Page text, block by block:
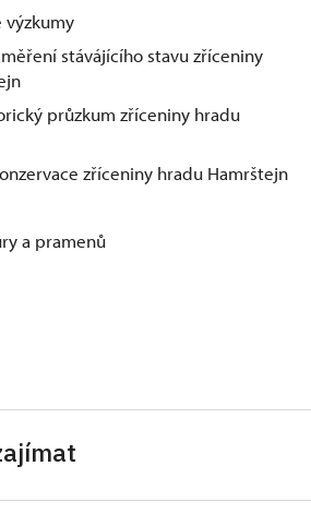
výzkumy
stávájícího stavu zříceniny
průzkum zříceniny hradu
zříceniny hradu Hamrštejn
a pramenů